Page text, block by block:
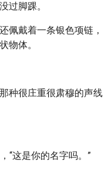
过脚踝。
佩戴着一条银色项链，
物体。
种很庄重很肃穆的声线
“这是你的名字吗。”